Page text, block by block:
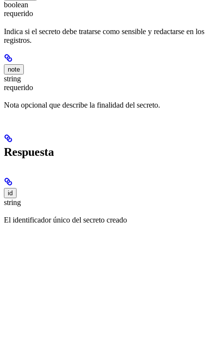
boolean
requerido
Indica si el secreto debe tratarse como sensible y redactarse en los
registros.
note
string
requerido
Nota opcional que describe la finalidad del secreto.
Respuesta
id
string
El identificador único del secreto creado